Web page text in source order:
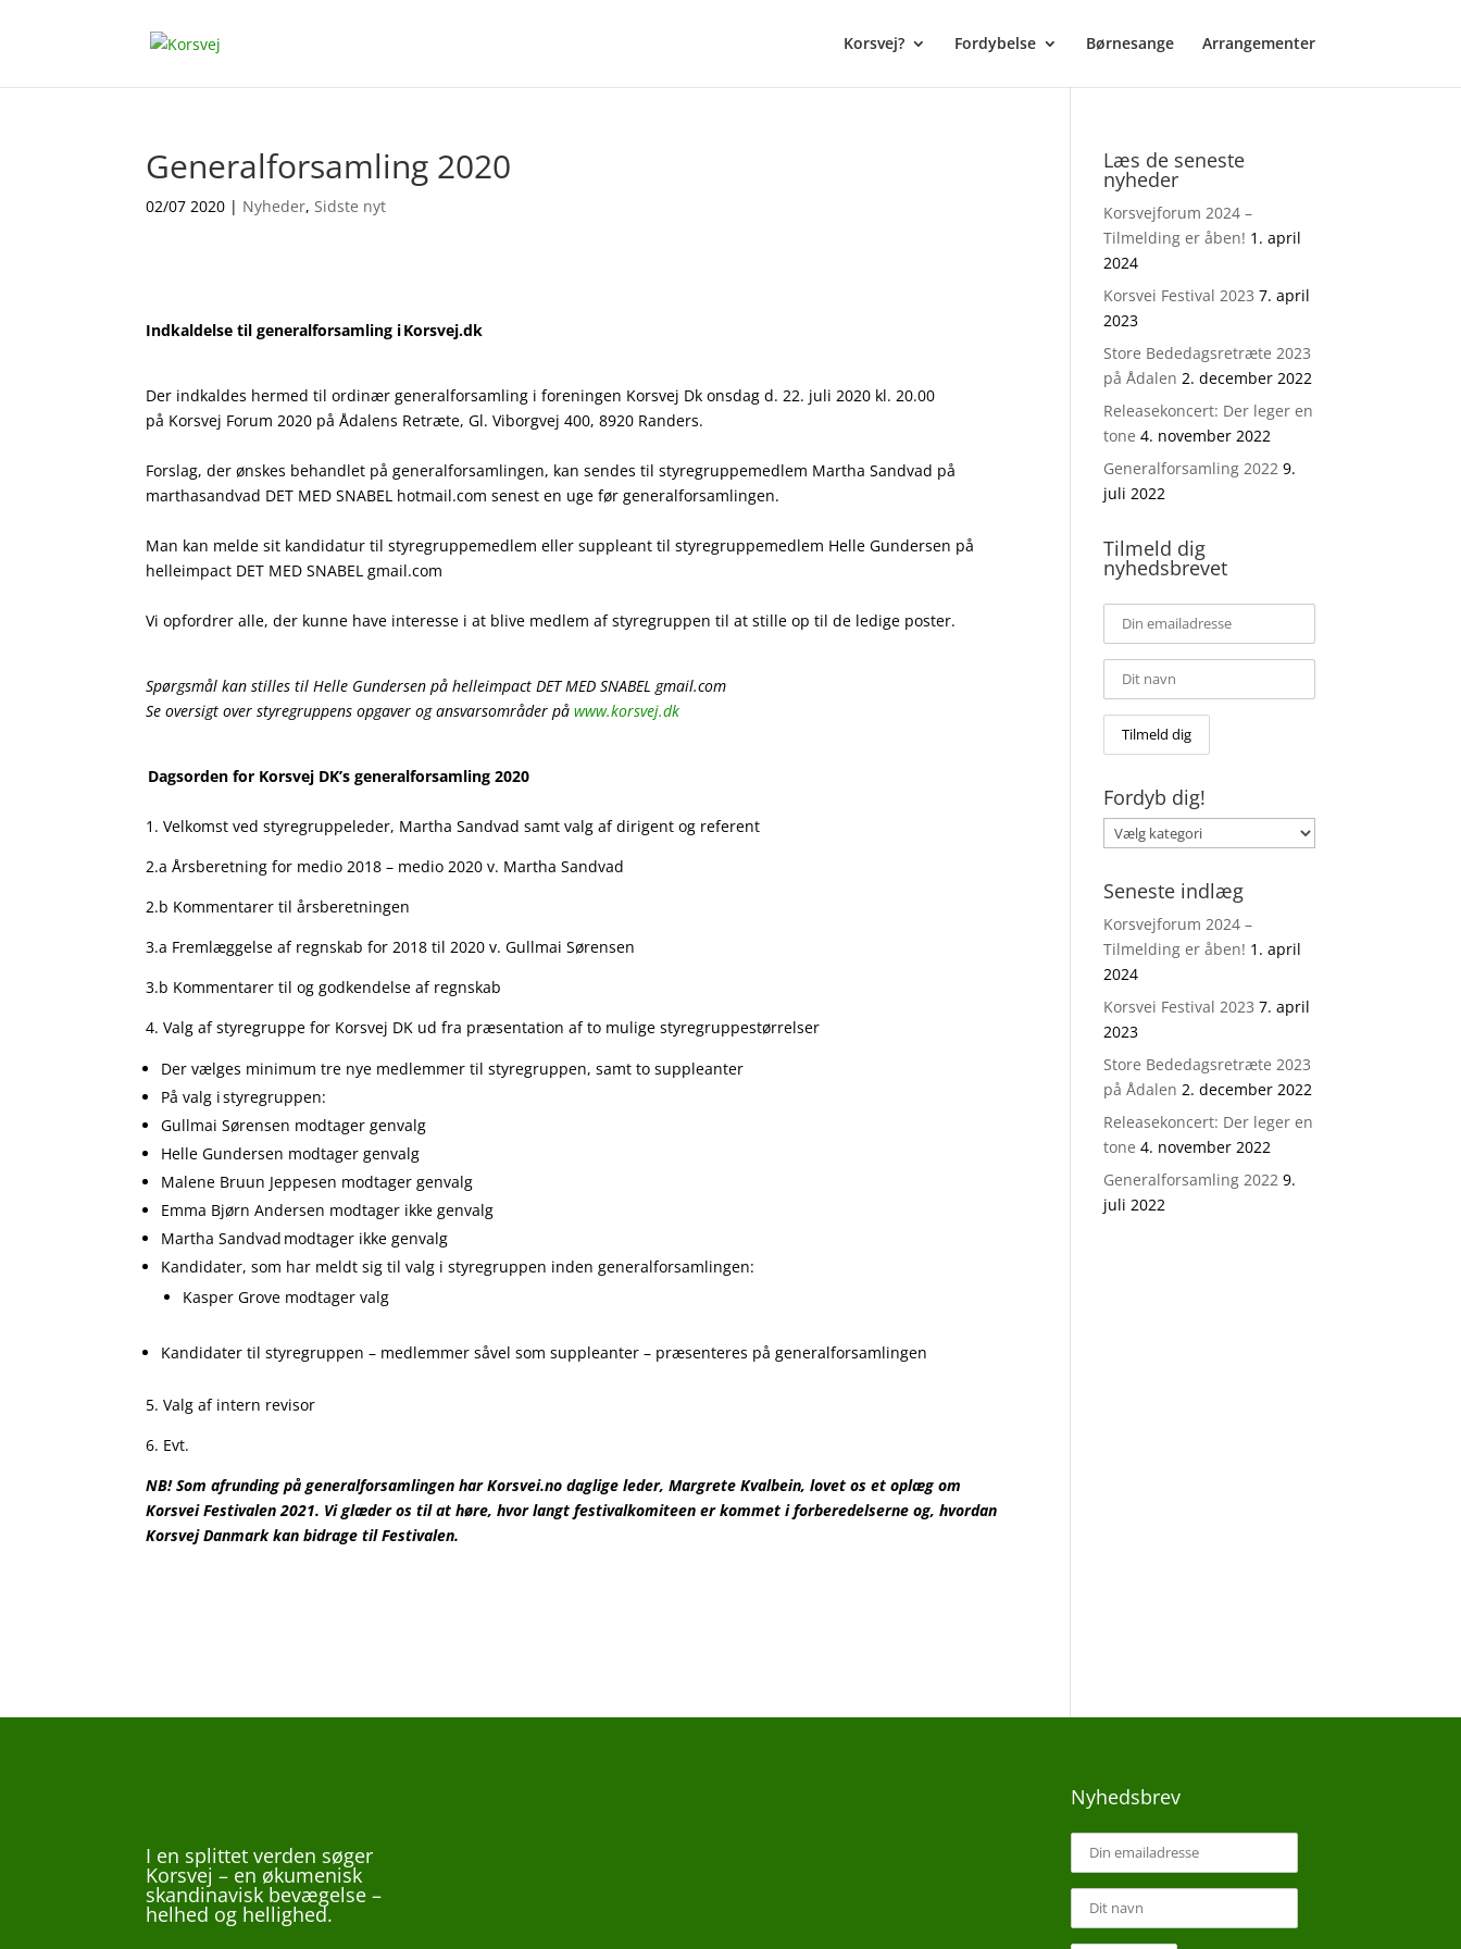
Korsvej? Fordybelse Børnesange Arrangementer
Generalforsamling 2020
02/07 2020 | Nyheder,Sidste nyt
Indkaldelse til generalforsamling i Korsvej.dk
Der indkaldes hermed til ordinær generalforsamling i foreningen Korsvej Dk onsdag d. 22. juli 2020 kl. 20.00
på Korsvej Forum 2020 på Ådalens Retræte, Gl. Viborgvej 400, 8920 Randers.
Forslag, der ønskes behandlet på generalforsamlingen, kan sendes til styregruppemedlem Martha Sandvad på
marthasandvad DET MED SNABEL hotmail.com senest en uge før generalforsamlingen.
Man kan melde sit kandidatur til styregruppemedlem eller suppleant til styregruppemedlem Helle Gundersen på
helleimpact DET MED SNABEL gmail.com
Vi opfordrer alle, der kunne have interesse i at blive medlem af styregruppen til at stille op til de ledige poster.
Spørgsmål kan stilles til Helle Gundersen på helleimpact DET MED SNABEL gmail.com
Se oversigt over styregruppens opgaver og ansvarsområder påwww.korsvej.dk
Dagsorden for Korsvej DK’s generalforsamling 2020
1. Velkomst ved styregruppeleder, Martha Sandvad samt valg af dirigent og referent
2.a Årsberetning for medio 2018 – medio 2020 v. Martha Sandvad
2.b Kommentarer til årsberetningen
3.a Fremlæggelse af regnskab for 2018 til 2020 v. Gullmai Sørensen
3.b Kommentarer til og godkendelse af regnskab
4. Valg af styregruppe for Korsvej DK ud fra præsentation af to mulige styregruppestørrelser
Der vælges minimum tre nye medlemmer til styregruppen, samt to suppleanter
På valg i styregruppen:
Gullmai Sørensen modtager genvalg
Helle Gundersen modtager genvalg
Malene Bruun Jeppesen modtager genvalg
Emma Bjørn Andersen modtager ikke genvalg
Martha Sandvad modtager ikke genvalg
Kandidater, som har meldt sig til valg i styregruppen inden generalforsamlingen:
Kasper Grove modtager valg
Kandidater til styregruppen – medlemmer såvel som suppleanter – præsenteres på generalforsamlingen
5. Valg af intern revisor
6. Evt.
NB! Som afrunding på generalforsamlingen har Korsvei.no daglige leder, Margrete Kvalbein, lovet os et oplæg om
Korsvei Festivalen 2021. Vi glæder os til at høre, hvor langt festivalkomiteen er kommet i forberedelserne og, hvordan
Korsvej Danmark kan bidrage til Festivalen.
Læs de seneste
nyheder
Korsvejforum 2024 –
Tilmelding er åben! 1. april
2024
Korsvei Festival 2023 7. april
2023
Store Bededagsretræte 2023
på Ådalen 2. december 2022
Releasekoncert: Der leger en
tone 4. november 2022
Generalforsamling 2022 9.
juli 2022
Tilmeld dig
nyhedsbrevet
Fordyb dig!
Fordyb
dig!
Seneste indlæg
Korsvejforum 2024 –
Tilmelding er åben! 1. april
2024
Korsvei Festival 2023 7. april
2023
Store Bededagsretræte 2023
på Ådalen 2. december 2022
Releasekoncert: Der leger en
tone 4. november 2022
Generalforsamling 2022 9.
juli 2022
I en splittet verden søger
Korsvej – en økumenisk
skandinavisk bevægelse –
helhed og hellighed.
Nyhedsbrev